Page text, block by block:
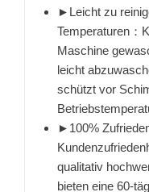
►Leicht zu
Temperaturen：
Maschine
leicht
schützt vor
►100%
qualitativ
bieten eine 60-